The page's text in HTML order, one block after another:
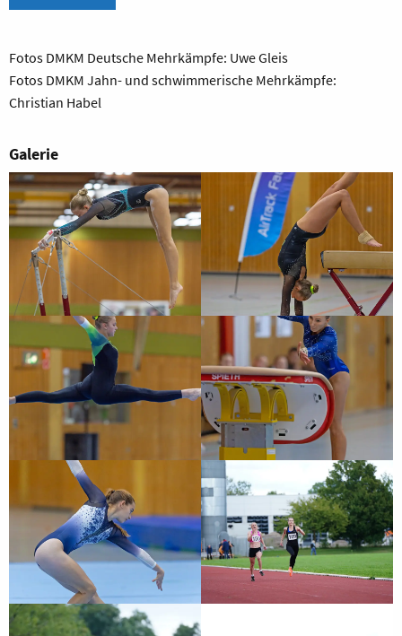
Fotos DMKM Deutsche Mehrkämpfe: Uwe Gleis
Fotos DMKM Jahn- und schwimmerische Mehrkämpfe:
Christian Habel
Galerie